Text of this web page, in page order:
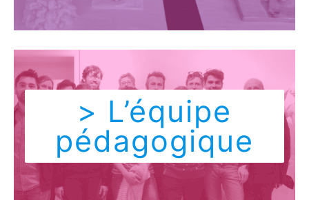
> L’équipe
pédagogique